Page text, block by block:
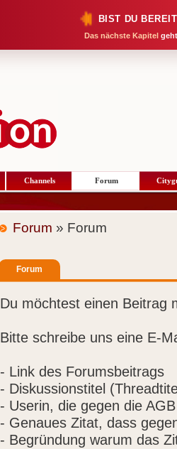
BIST DU
Das nächste Kapitel
Channels Forum
Forum » Forum
Forum
Du möchtest einen Beitrag
Bitte schreibe uns eine E-
- Link des Forumsbeitrags
- Diskussionstitel
- Userin, die gegen die
- Genaues Zitat, dass
- Begründung warum das